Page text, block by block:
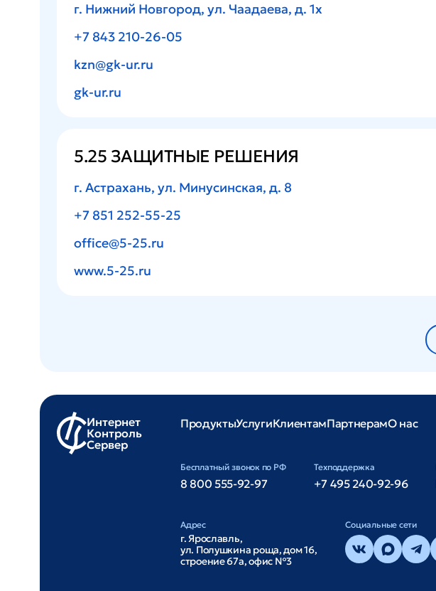
г. Нижний Новгород, ул. Чаадаева, д. 1х
+7 843 210-26-05
kzn@gk-ur.ru
gk-ur.ru
5.25 ЗАЩИТНЫЕ РЕШЕНИЯ
г. Астрахань, ул. Минусинская, д. 8
+7 851 252-55-25
office@5-25.ru
www.5-25.ru
Интернет
Контроль
Сервер
ПродуктыУслугиКлиентамПартнерамО нас
Бесплатный звонок по РФ
8 800 555-92-97
Техподдержка
+7 495 240-92-96
Адрес
г. Ярославль,
ул. Полушкина роща, дом 16,
строение 67а, офис №3
Cоциальные сети